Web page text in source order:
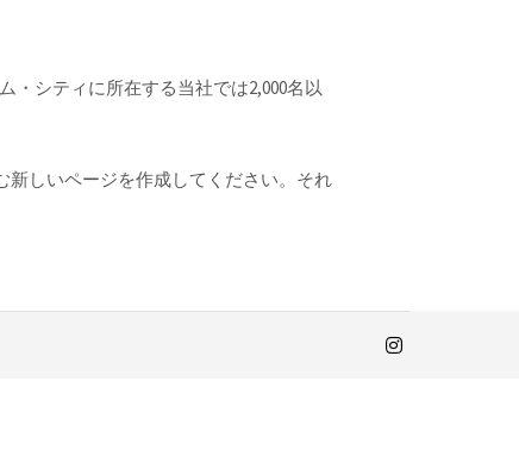
・シティに所在する当社では2,000名以
しいページを作成してください。それ